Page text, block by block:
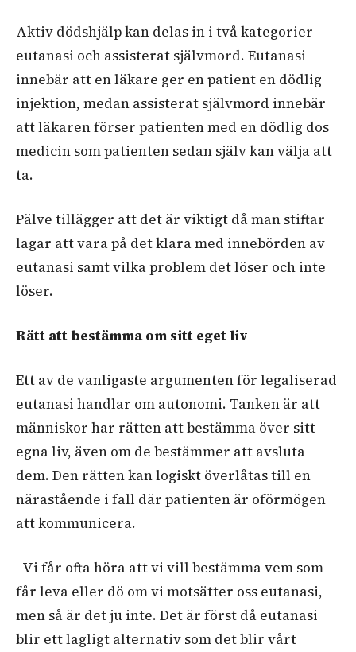
Aktiv dödshjälp kan delas in i två kategorier –
eutanasi och assisterat självmord. Eutanasi
innebär att en läkare ger en patient en dödlig
injektion, medan assisterat självmord innebär
att läkaren förser patienten med en dödlig dos
medicin som patienten sedan själv kan välja att
ta.
Pälve tillägger att det är viktigt då man stiftar
lagar att vara på det klara med innebörden av
eutanasi samt vilka problem det löser och inte
löser.
Rätt att bestämma om sitt eget liv
Ett av de vanligaste argumenten för legaliserad
eutanasi handlar om autonomi. Tanken är att
människor har rätten att bestämma över sitt
egna liv, även om de bestämmer att avsluta
dem. Den rätten kan logiskt överlåtas till en
närastående i fall där patienten är oförmögen
att kommunicera.
–Vi får ofta höra att vi vill bestämma vem som
får leva eller dö om vi motsätter oss eutanasi,
men så är det ju inte. Det är först då eutanasi
blir ett lagligt alternativ som det blir vårt